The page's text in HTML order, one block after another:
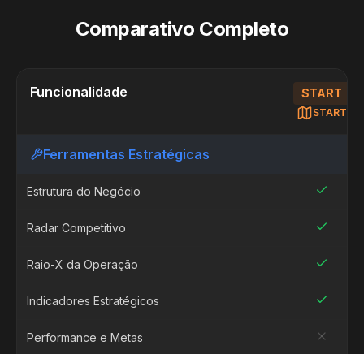
Comparativo Completo
Funcionalidade START
START
Ferramentas Estratégicas
Estrutura do Negócio
Radar Competitivo
Raio-X da Operação
Indicadores Estratégicos
Performance e Metas